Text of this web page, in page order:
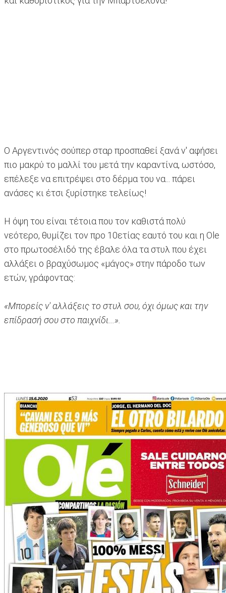
Ο Αργεντινός σούπερ σταρ προσπαθεί ξανά ν' αφήσει
πιο μακρύ το μαλλί του μετά την καραντίνα, ωστόσο,
επέλεξε να επιτρέψει στο δέρμα του να... πάρει
ανάσες κι έτσι ξυρίστηκε τελείως!
Η όψη του είναι τέτοια που τον καθιστά πολύ
νεότερο, θυμίζει τον προ 10ετίας εαυτό του και η Ole
στο πρωτοσέλιδό της έβαλε όλα τα στυλ που έχει
αλλάξει ο βραχύσωμος «μάγος» στην πάροδο των
ετών, γράφοντας:
«Μπορείς ν' αλλάξεις το στυλ σου, όχι όμως και την
επίδρασή σου στο παιχνίδι...».